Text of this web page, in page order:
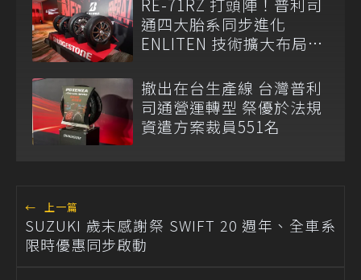
RE-71RZ 打頭陣！普利司
通四大胎系同步進化
ENLITEN 技術擴大布局多
撤出在台生產線 台灣普利
司通營運轉型 祭優於法規
資遣方案裁員551名
← 上一篇
SUZUKI 歲末感謝祭 SWIFT 20 週年、全車系
限時優惠同步啟動